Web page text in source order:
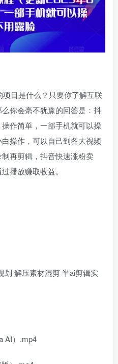
目是什么？只要你了解互联
你会毫不犹豫的回答是：抖
作简单，一部手机就可以操
操作，可以自己到各大视频
再剪辑，抖音快速涨粉卖
播放赚取收益。
划 解压素材混剪 半ai剪辑实
AI）.mp4